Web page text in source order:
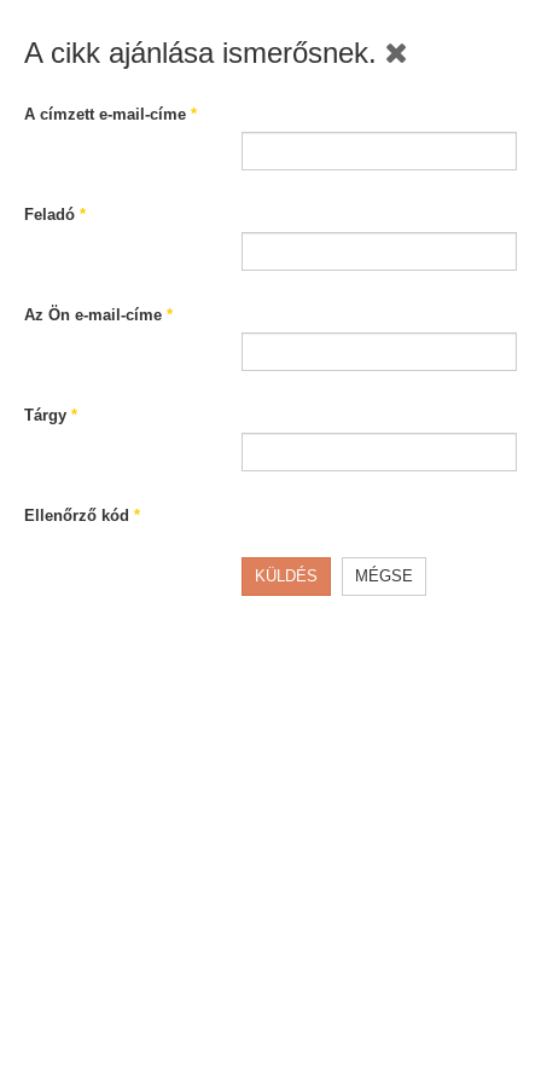
A cikk ajánlása ismerősnek.
A címzett e-mail-címe *
Feladó *
Az Ön e-mail-címe *
Tárgy *
Ellenőrző kód *
KÜLDÉS MÉGSE